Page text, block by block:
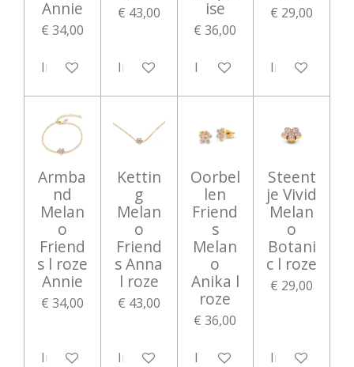
Annie
€ 34,00
In winkelwagen
€ 43,00
In winkelwagen
ise
€ 36,00
In winkelwagen
€ 29,00
In
Armba
nd
Melan
o
Friend
s l roze
Annie
€ 34,00
In winkelwagen
Kettin
g
Melan
o
Friend
s Anna
l roze
€ 43,00
In winkelwagen
Oorbel
len
Friend
s
Melan
o
Anika l
roze
€ 36,00
In winkelwagen
Steent
je Vivid
Melan
o
Botani
c l roze
€ 29,00
In